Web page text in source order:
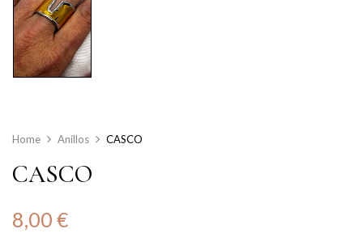
Home Anillos CASCO
CASCO
8,00 €